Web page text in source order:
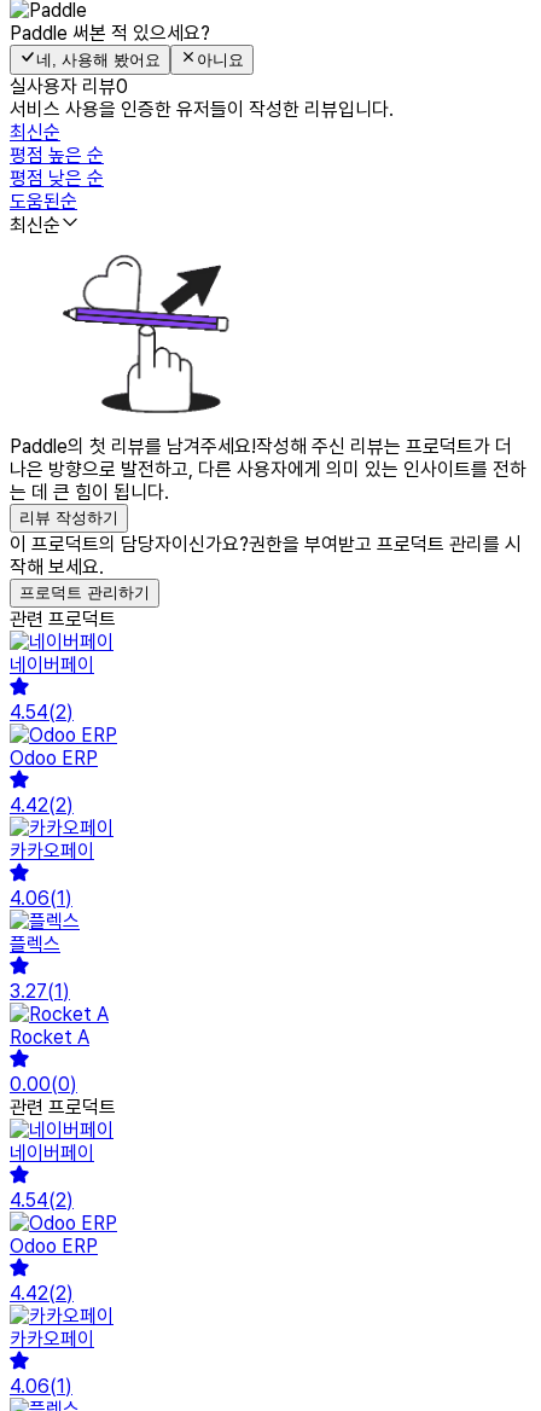
Paddle 써본 적 있으세요?
네, 사용해 봤어요 아니요
실사용자 리뷰0
서비스 사용을 인증한 유저들이 작성한 리뷰입니다.
최신순
평점 높은 순
평점 낮은 순
도움된순
최신순
Paddle의 첫 리뷰를 남겨주세요!작성해 주신 리뷰는 프로덕트가 더
나은 방향으로 발전하고, 다른 사용자에게 의미 있는 인사이트를 전하
는 데 큰 힘이 됩니다.
리뷰 작성하기
이 프로덕트의 담당자이신가요?권한을 부여받고 프로덕트 관리를 시
작해 보세요.
프로덕트 관리하기
관련 프로덕트
네이버페이
4.54(2)
Odoo ERP
4.42(2)
카카오페이
4.06(1)
플렉스
3.27(1)
Rocket A
0.00(0)
관련 프로덕트
네이버페이
4.54(2)
Odoo ERP
4.42(2)
카카오페이
4.06(1)